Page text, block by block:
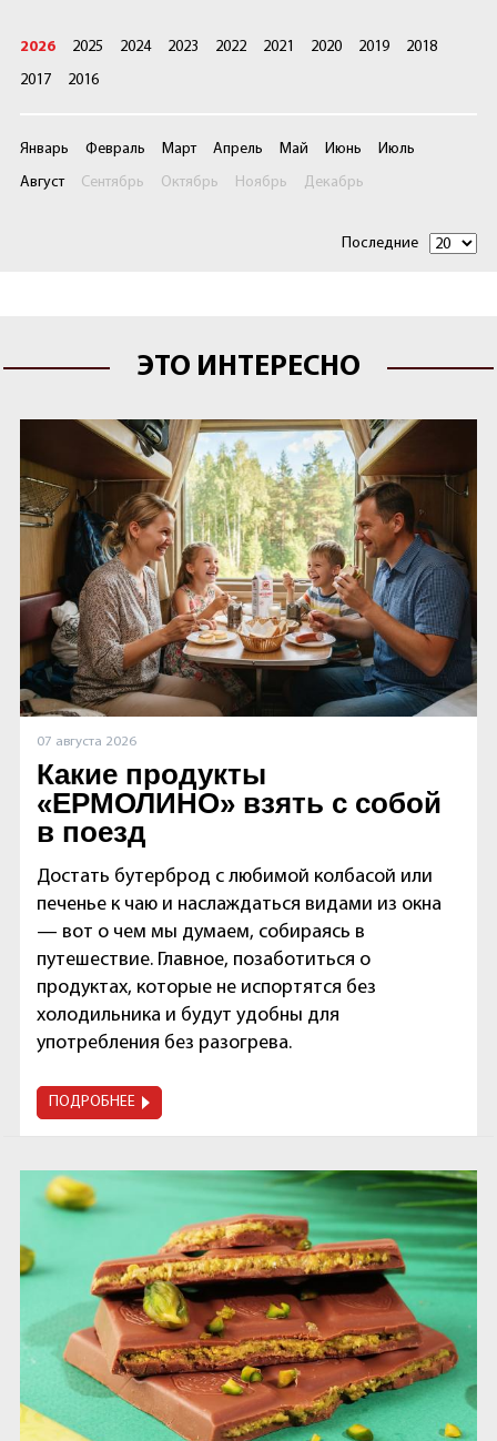
2026 2025 2024 2023 2022 2021 2020 2019
2018
2017
2016
Январь Февраль Март Апрель Май Июнь
Июль
Август
Сентябрь Октябрь Ноябрь Декабрь
Последние
ЭТО ИНТЕРЕСНО
07 августа 2026
Какие продукты
«ЕРМОЛИНО» взять с собой
в поезд
Достать бутерброд с любимой колбасой или
печенье к чаю и наслаждаться видами из окна
— вот о чем мы думаем, собираясь в
путешествие. Главное, позаботиться о
продуктах, которые не испортятся без
холодильника и будут удобны для
употребления без разогрева.
ПОДРОБНЕЕ